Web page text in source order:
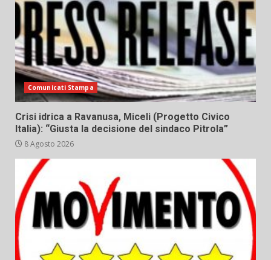
Comunicati Stampa
Crisi idrica a Ravanusa, Miceli (Progetto Civico
Italia): “Giusta la decisione del sindaco Pitrola”
8 Agosto 2026